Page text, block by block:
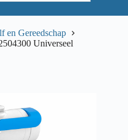
en Gereedschap
Universeel